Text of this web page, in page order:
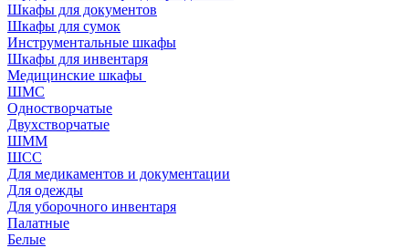
Шкафы для документов
Шкафы для сумок
Инструментальные шкафы
Шкафы для инвентаря
Медицинские шкафы
ШМС
Одностворчатые
Двухстворчатые
ШММ
ШСС
Для медикаментов и документации
Для одежды
Для уборочного инвентаря
Палатные
Белые